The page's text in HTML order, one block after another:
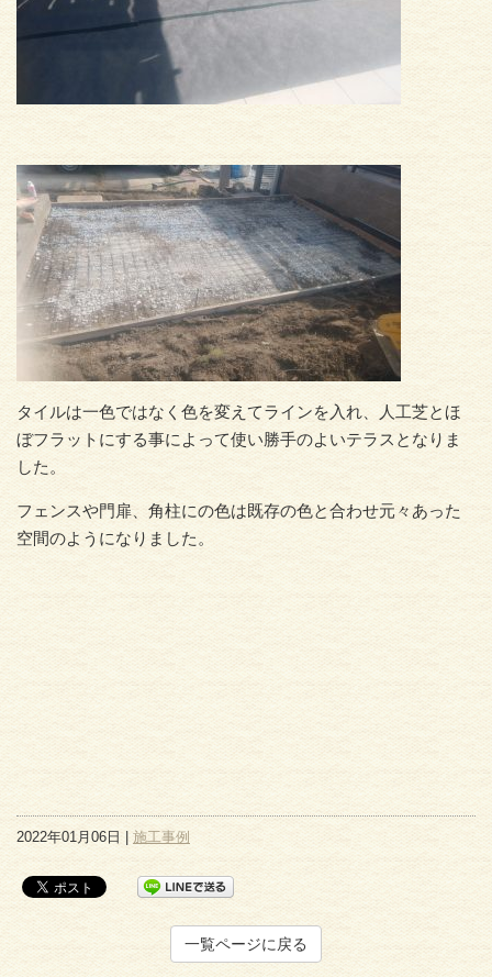
タイルは一色ではなく色を変えてラインを入れ、人工芝とほ
ぼフラットにする事によって使い勝手のよいテラスとなりま
した。
フェンスや門扉、角柱にの色は既存の色と合わせ元々あった
空間のようになりました。
2022年01月06日 | 施工事例
一覧ページに戻る